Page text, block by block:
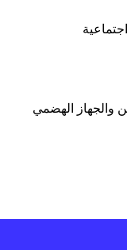
والجهاز الهضمي